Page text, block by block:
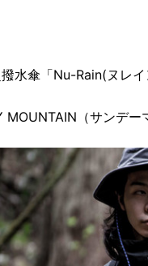
水傘「Nu-Rain(ヌレ
MOUNTAIN（サンデー